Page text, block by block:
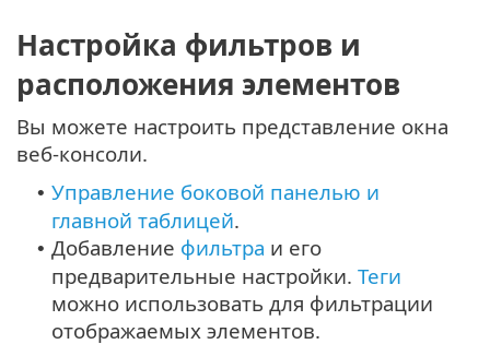
Настройка фильтров и
расположения элементов
Вы можете настроить представление окна
веб-консоли.
• Управление боковой панелью и
главной таблицей.
• Добавление фильтра и его
предварительные настройки. Теги
можно использовать для фильтрации
отображаемых элементов.